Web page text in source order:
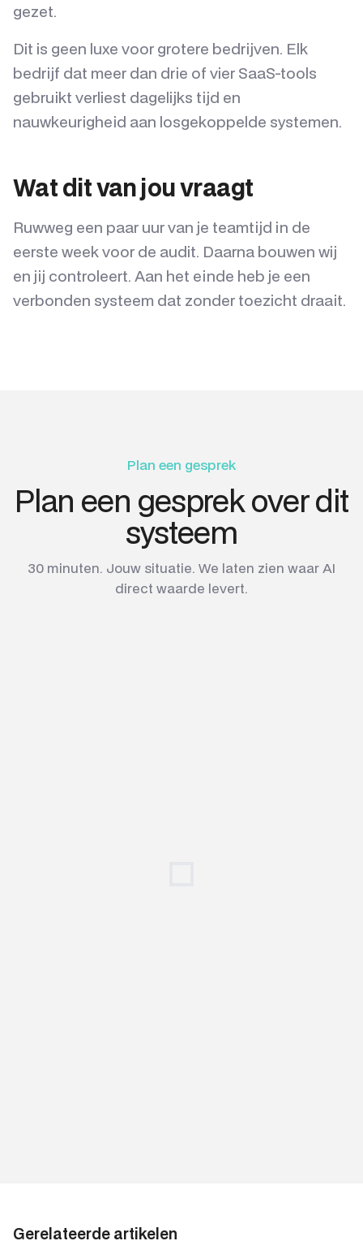
gezet.
Dit is geen luxe voor grotere bedrijven. Elk
bedrijf dat meer dan drie of vier SaaS-tools
gebruikt verliest dagelijks tijd en
nauwkeurigheid aan losgekoppelde systemen.
Wat dit van jou vraagt
Ruwweg een paar uur van je teamtijd in de
eerste week voor de audit. Daarna bouwen wij
en jij controleert. Aan het einde heb je een
verbonden systeem dat zonder toezicht draait.
Plan een gesprek
Plan een gesprek over dit
systeem
30 minuten. Jouw situatie. We laten zien waar AI
direct waarde levert.
Gerelateerde artikelen